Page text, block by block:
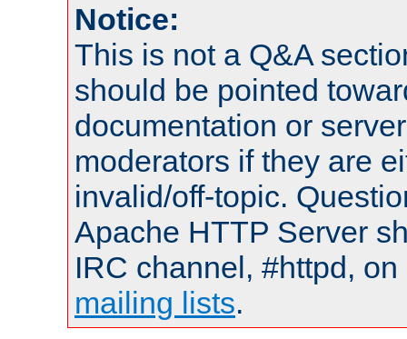
Notice:
This is not a Q&A
should be pointed
documentation or
moderators if they are
invalid/off-topic.
Apache HTTP Server
IRC channel, #httpd,
mailing lists.